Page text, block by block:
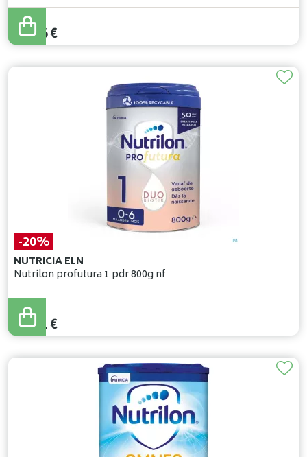
25,95
22,06€
-20%
NUTRICIA ELN
Nutrilon profutura 1 pdr 800g nf
23,39
18,71€